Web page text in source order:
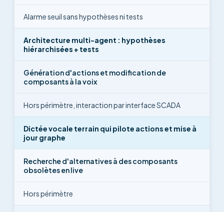
Alarme seuil sans hypothèses ni tests
Architecture multi-agent : hypothèses
hiérarchisées + tests
Génération d'actions et modification de
composants à la voix
Hors périmètre, interaction par interface SCADA
Dictée vocale terrain qui pilote actions et mise à
jour graphe
Recherche d'alternatives à des composants
obsolètes en live
Hors périmètre